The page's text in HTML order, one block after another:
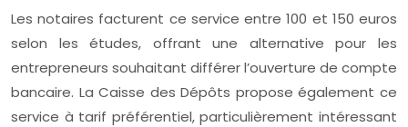
Les notaires facturent ce service entre 100 et 150 euros
selon les études, offrant une alternative pour les
entrepreneurs souhaitant différer l’ouverture de compte
bancaire. La Caisse des Dépôts propose également ce
service à tarif préférentiel, particulièrement intéressant